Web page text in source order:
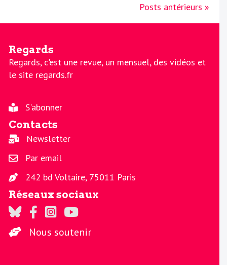
Posts antérieurs »
Regards
Regards, c'est une revue, un mensuel, des vidéos et
le site regards.fr
S'abonner
Contacts
Newsletter
Par email
242 bd Voltaire, 75011 Paris
Réseaux sociaux
Regards sur Twitter
Regards sur Facebook
Regards sur Instagram
La chaine Regards sur Youtube
Nous soutenir